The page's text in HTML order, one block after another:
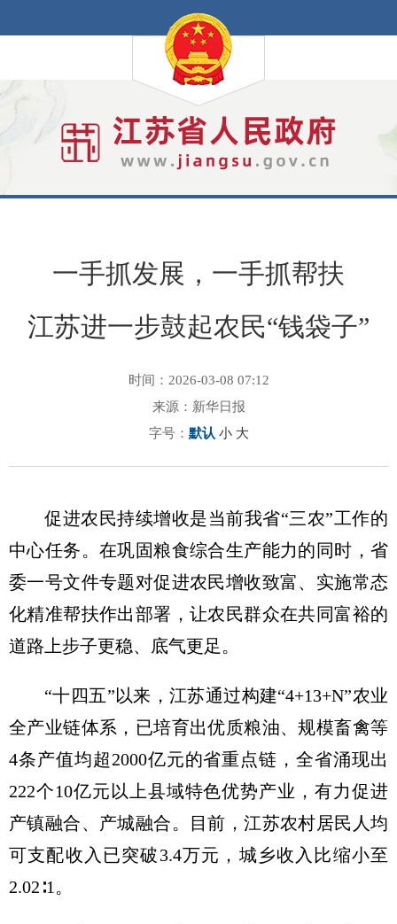
一手抓发展，一手抓帮扶
江苏进一步鼓起农民“钱袋子”
时间：2026-03-08 07:12
来源：新华日报
字号： 默认 小 大
促进农民持续增收是当前我省“三农”工作的
中心任务。在巩固粮食综合生产能力的同时，省
委一号文件专题对促进农民增收致富、实施常态
化精准帮扶作出部署，让农民群众在共同富裕的
道路上步子更稳、底气更足。
“十四五”以来，江苏通过构建“4+13+N”农业
全产业链体系，已培育出优质粮油、规模畜禽等
4条产值均超2000亿元的省重点链，全省涌现出
222个10亿元以上县域特色优势产业，有力促进
产镇融合、产城融合。目前，江苏农村居民人均
可支配收入已突破3.4万元，城乡收入比缩小至
2.02∶1。